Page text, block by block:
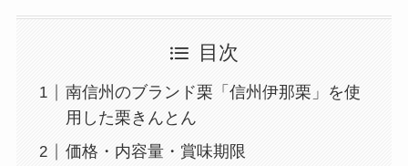
目次
南信州のブランド栗「信州伊那栗」を使
用した栗きんとん
価格・内容量・賞味期限